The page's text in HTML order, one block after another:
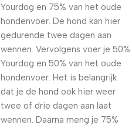
Yourdog en 75% van het oude
hondenvoer. De hond kan hier
gedurende twee dagen aan
wennen. Vervolgens voer je 50%
Yourdog en 50% van het oude
hondenvoer. Het is belangrijk
dat je de hond ook hier weer
twee of drie dagen aan laat
wennen. Daarna meng je 75%